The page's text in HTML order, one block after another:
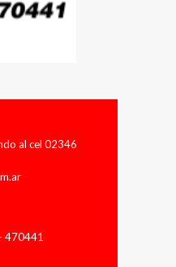
al cel 02346
470441